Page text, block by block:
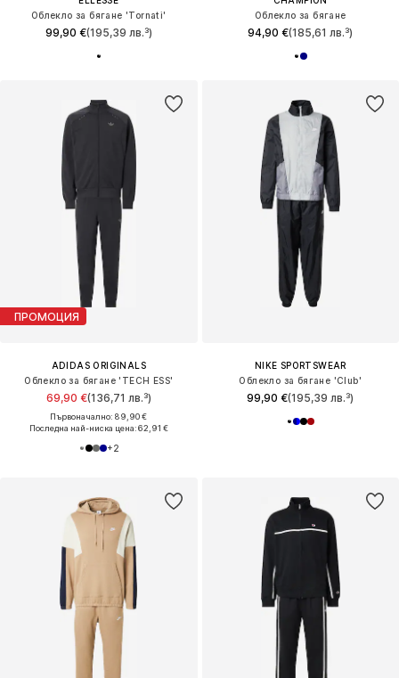
Облекло за бягане 'Tornati'
99,90 €(195,39 лв.³)
Облекло за бягане
94,90 €(185,61 лв.³)
ПРОМОЦИЯ
ADIDAS ORIGINALS
Облекло за бягане 'TECH ESS'
69,90 €(136,71 лв.³)
Първоначално: 89,90 €
Последна най-ниска цена:62,91 €
+2
NIKE SPORTSWEAR
Облекло за бягане 'Club'
99,90 €(195,39 лв.³)